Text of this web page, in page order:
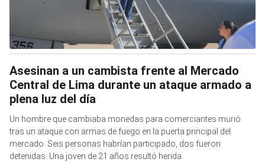
Asesinan a un cambista frente al Mercado
Central de Lima durante un ataque armado a
plena luz del día
Un hombre que cambiaba monedas para comerciantes murió
tras un ataque con armas de fuego en la puerta principal del
mercado. Seis personas habrían participado, dos fueron
detenidas. Una joven de 21 años resultó herida